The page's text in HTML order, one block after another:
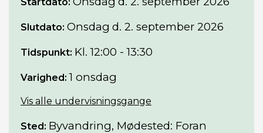
Slutdato: Onsdag d. 2. september 2026
Tidspunkt: Kl. 12:00 - 13:30
Varighed: 1 onsdag
Vis alle undervisningsgange
Sted: Byvandring, Mødested: Foran